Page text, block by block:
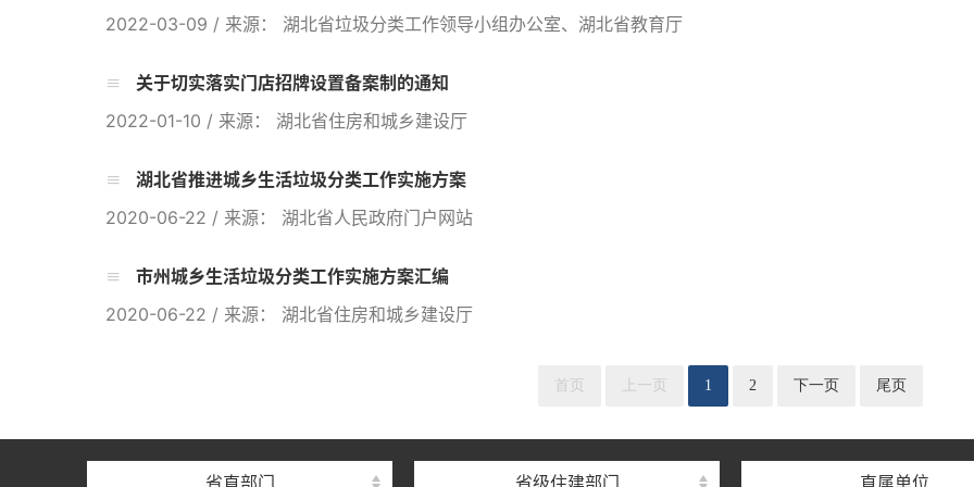
2022-03-09 / 来源： 湖北省垃圾分类工作领导小组办公室、湖北省教育厅
关于切实落实门店招牌设置备案制的通知
2022-01-10 / 来源： 湖北省住房和城乡建设厅
湖北省推进城乡生活垃圾分类工作实施方案
2020-06-22 / 来源： 湖北省人民政府门户网站
市州城乡生活垃圾分类工作实施方案汇编
2020-06-22 / 来源： 湖北省住房和城乡建设厅
首页 上一页 1 2 下一页 尾页
省直部门 省级住建部门 直属单位
湖北省建设工程质量安全监